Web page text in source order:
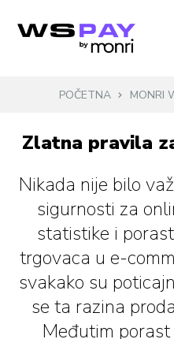
POČETNA MONRI
Zlatna pravila
Nikada nije bilo
sigurnosti za
statistike i
trgovaca u e-
svakako su
se ta razina
Međutim